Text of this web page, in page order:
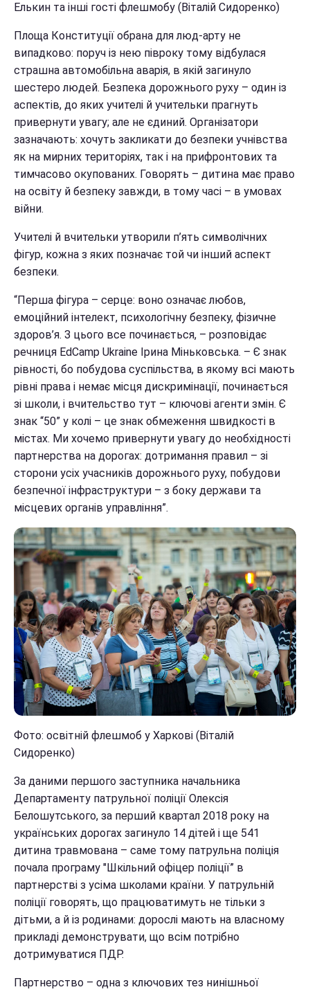
Елькин та інші гості флешмобу (Віталій Сидоренко)
Площа Конституції обрана для люд-арту не
випадково: поруч із нею півроку тому відбулася
страшна автомобільна аварія, в якій загинуло
шестеро людей. Безпека дорожнього руху – один із
аспектів, до яких учителі й учительки прагнуть
привернути увагу; але не єдиний. Організатори
зазначають: хочуть закликати до безпеки учнівства
як на мирних територіях, так і на прифронтових та
тимчасово окупованих. Говорять – дитина має право
на освіту й безпеку завжди, в тому часі – в умовах
війни.
Учителі й вчительки утворили п’ять символічних
фігур, кожна з яких позначає той чи інший аспект
безпеки.
“Перша фігура – серце: воно означає любов,
емоційний інтелект, психологічну безпеку, фізичне
здоров’я. З цього все починається, – розповідає
речниця EdCamp Ukraine Ірина Міньковська. – Є знак
рівності, бо побудова суспільства, в якому всі мають
рівні права і немає місця дискримінації, починається
зі школи, і вчительство тут – ключові агенти змін. Є
знак “50” у колі – це знак обмеження швидкості в
містах. Ми хочемо привернути увагу до необхідності
партнерства на дорогах: дотримання правил – зі
сторони усіх учасників дорожнього руху, побудови
безпечної інфраструктури – з боку держави та
місцевих органів управління”.
Фото: освітній флешмоб у Харкові (Віталій
Сидоренко)
За даними першого заступника начальника
Департаменту патрульної поліції Олексія
Белошутського, за перший квартал 2018 року на
українських дорогах загинуло 14 дітей і ще 541
дитина травмована – саме тому патрульна поліція
почала програму "Шкільний офіцер поліції” в
партнерстві з усіма школами країни. У патрульній
поліції говорять, що працюватимуть не тільки з
дітьми, а й із родинами: дорослі мають на власному
прикладі демонструвати, що всім потрібно
дотримуватися ПДР.
Партнерство – одна з ключових тез нинішньої